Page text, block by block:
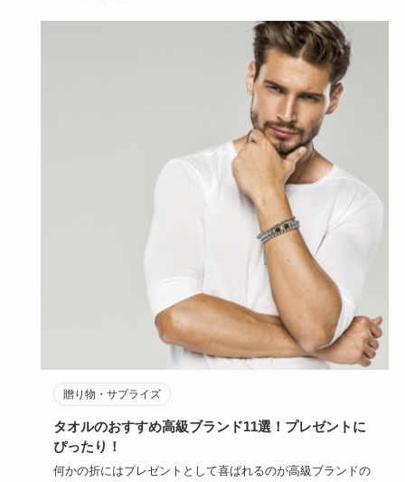
贈り物・サプライズ
タオルのおすすめ高級ブランド11選！プレゼントに
ぴったり！
何かの折にはプレゼントとして喜ばれるのが高級ブランドの